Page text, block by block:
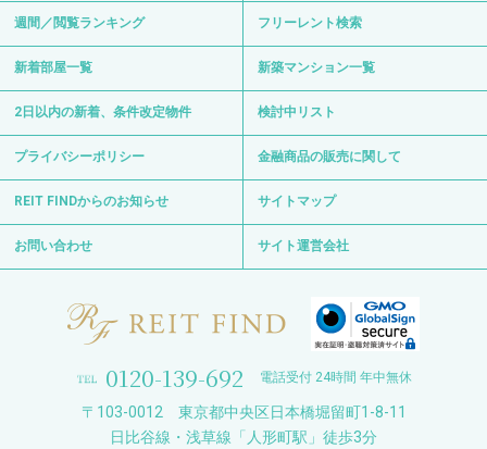
週間／閲覧ランキング フリーレント検索
新着部屋一覧 新築マンション一覧
2日以内の新着、条件改定物件 検討中リスト
プライバシーポリシー 金融商品の販売に関して
REIT FINDからのお知らせ サイトマップ
お問い合わせ サイト運営会社
0120-139-692 電話受付 24時間 年中無休
〒103-0012 東京都中央区日本橋堀留町1-8-11
日比谷線・浅草線「人形町駅」徒歩3分